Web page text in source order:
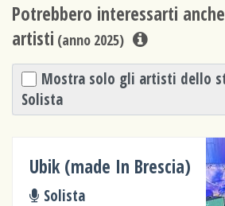
Potrebbero interessarti
artisti (anno 2025)
Mostra solo gli artisti dello
Solista
Ubik (made In Brescia)
Solista